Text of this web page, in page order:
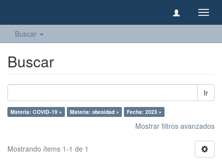
Buscar
Buscar
Ir
Materia: COVID-19 × Materia: obesidad × Fecha: 2023 ×
Mostrar filtros avanzados
Mostrando ítems 1-1 de 1